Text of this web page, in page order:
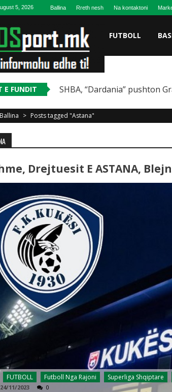
5, 2026 Ballina Rreth nesh Na kontaktoni
FUTBOLL
E FUNDIT SHBA, “Dardania” pushton
Ballina > Posts tagged "Astana"
Drejtuesit E ASTANA,
FUTBOLL Futboll Nga Rajoni Superliga Shqiptare
24/11/2023 0